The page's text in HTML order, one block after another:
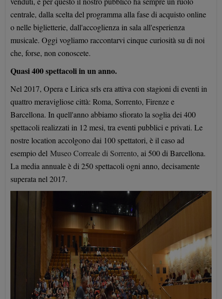
centrale, dalla scelta del programma alla fase di acquisto online
o nelle biglietterie, dall'accoglienza in sala all'esperienza
musicale. Oggi vogliamo raccontarvi cinque curiosità su di noi
che, forse, non conoscete.
Quasi 400 spettacoli in un anno.
Nel 2017, Opera e Lirica srls era attiva con stagioni di eventi in
quattro meravigliose città: Roma, Sorrento, Firenze e
Barcellona. In quell'anno abbiamo sfiorato la soglia dei 400
spettacoli realizzati in 12 mesi, tra eventi pubblici e privati. Le
nostre location accolgono dai 100 spettatori, è il caso ad
esempio del Museo Correale di Sorrento, ai 500 di Barcellona.
La media annuale è di 250 spettacoli ogni anno, decisamente
superata nel 2017.